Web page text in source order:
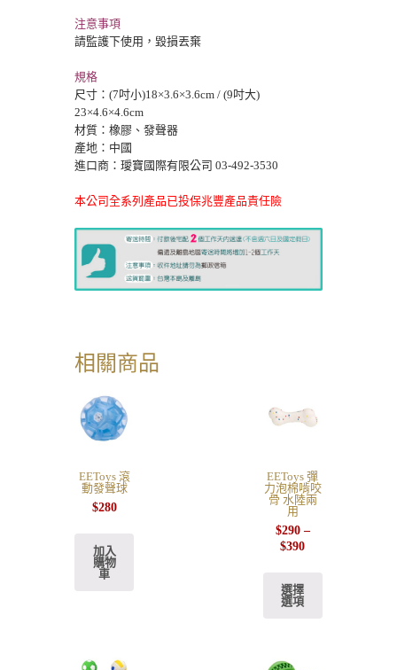
注意事項
請監護下使用， 毀損丟棄
規格
尺寸：(7吋小)18×3.6×3.6cm / (9吋大)
23×4.6×4.6cm
材質： 橡膠 、發聲器
產地：中國
進口商：璦寶國際有限公司 03-492-3530
本公司全系列產品已投保兆豐產品責任險
相關商品
EEToys 滾
動發聲球
$280
加入
購物
車
EEToys 彈
力泡棉啃咬
骨 水陸兩
用
$290–
$390
選擇
選項